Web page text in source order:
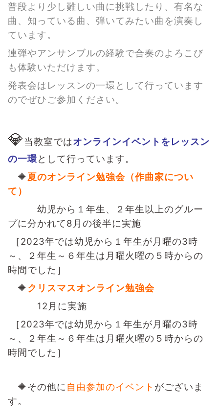
普段より少し難しい曲に挑戦したり、有名な
曲、知っている曲、弾いてみたい曲を演奏し
ています。
連弾やアンサンブルの経験で合奏のよろこび
も体験いただけます。
発表会はレッスンの一環として行っています
のでぜひご参加ください。
💎当教室ではオンラインイベントをレッスン
の一環として行っています。
🔶夏のオンライン勉強会（作曲家につい
て）
幼児から１年生、２年生以上のグルー
プに分かれて8月の後半に実施
［2023年では幼児から１年生が月曜の3時
～、２年生～６年生は月曜火曜の５時からの
時間でした］
🔶クリスマスオンライン勉強会
12月に実施
［2023年では幼児から１年生が月曜の3時
～、２年生～６年生は月曜火曜の５時からの
時間でした］
🔶その他に自由参加のイベント がございま
す。